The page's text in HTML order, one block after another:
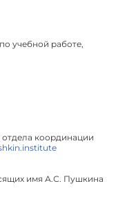
учебной работе,
отдела координации
имя А.С. Пушкина